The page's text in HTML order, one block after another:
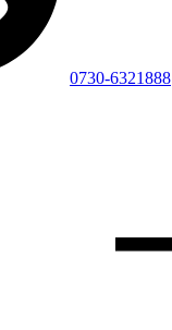
0730-6321888